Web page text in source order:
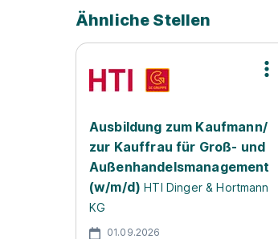
Ähnliche Stellen
Ausbildung zum Kaufmann/
zur Kauffrau für Groß- und
Außenhandelsmanagement
(w/m/d) HTI Dinger & Hortmann
KG
01.09.2026